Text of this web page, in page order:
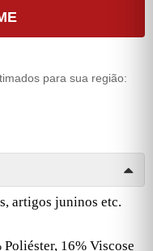
para sua região:
artigos juninos etc.
16% Viscose